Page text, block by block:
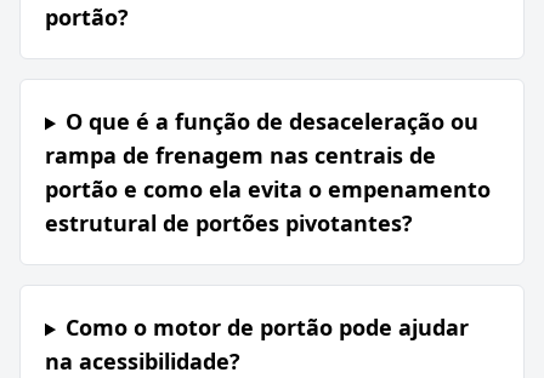
portão?
O que é a função de desaceleração ou
rampa de frenagem nas centrais de
portão e como ela evita o empenamento
estrutural de portões pivotantes?
Como o motor de portão pode ajudar
na acessibilidade?